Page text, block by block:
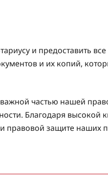
и предоставить
и их копий,
важной частью нашей
Благодаря высокой
правовой защите наших